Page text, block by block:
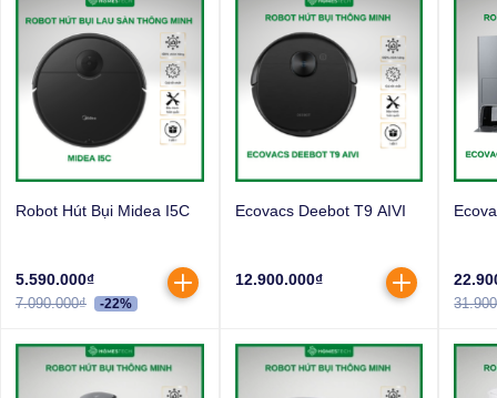
Robot Hút Bụi Midea I5C
5.590.000₫
7.090.000₫ -22%
Ecovacs Deebot T9 AIVI
12.900.000₫